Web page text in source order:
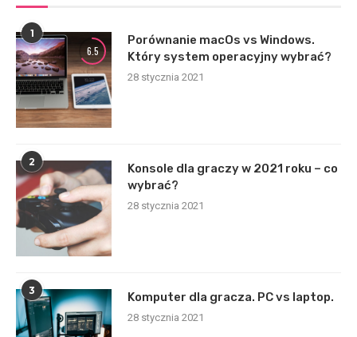
1
6.5
Porównanie macOs vs Windows.
Który system operacyjny wybrać?
28 stycznia 2021
2
Konsole dla graczy w 2021 roku – co
wybrać?
28 stycznia 2021
3
Komputer dla gracza. PC vs laptop.
28 stycznia 2021